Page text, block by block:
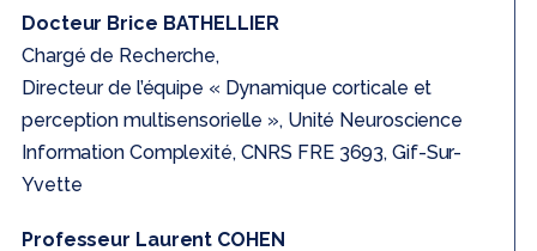
Docteur Brice BATHELLIER
Chargé de Recherche,
Directeur de l’équipe « Dynamique corticale et
perception multisensorielle », Unité Neuroscience
Information Complexité, CNRS FRE 3693, Gif-Sur-
Yvette
Professeur Laurent COHEN